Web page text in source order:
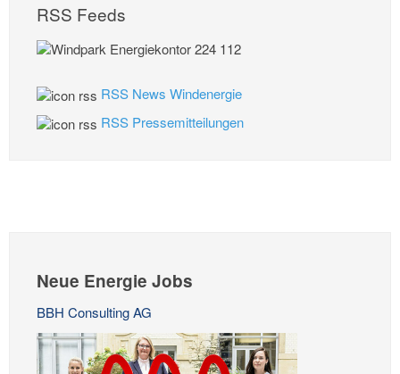
RSS Feeds
RSS News Windenergie
RSS Pressemitteilungen
Neue Energie Jobs
BBH Consulting AG